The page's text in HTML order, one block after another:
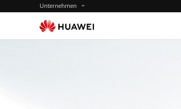
Unternehmen